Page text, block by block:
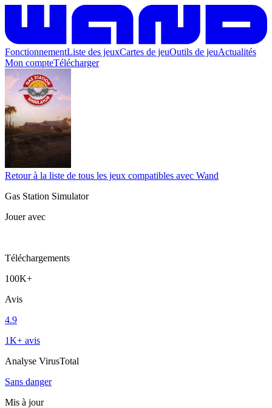
FonctionnementListe des jeuxCartes de jeuOutils de jeuActualités
Mon compteTélécharger
Retour à la liste de tous les jeux compatibles avec Wand
Gas Station Simulator
Jouer avec
Téléchargements
100K+
Avis
4.9
1K+ avis
Analyse VirusTotal
Sans danger
Mis à jour